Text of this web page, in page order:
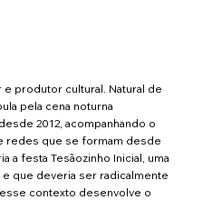
produtor cultural. Natural de
pela cena noturna
2012, acompanhando o
redes que se formam desde
a festa Tesãozinho Inicial, uma
que deveria ser radicalmente
contexto desenvolve o